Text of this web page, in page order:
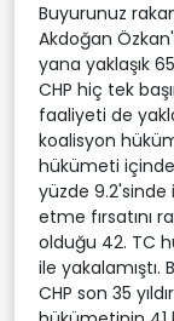
Buyurunuz
Akdoğan
yana yaklaşık
CHP hiç tek
faaliyeti de
koalisyon
hükümeti
yüzde 9.2'sinde
etme fırsatını
olduğu 42. TC
ile
CHP son 35